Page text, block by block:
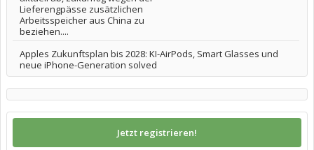
Lieferengpässe zusätzlichen
Arbeitsspeicher aus China zu
beziehen....
Apples Zukunftsplan bis 2028: KI-AirPods, Smart Glasses und
neue iPhone-Generation solved
Jetzt registrieren!